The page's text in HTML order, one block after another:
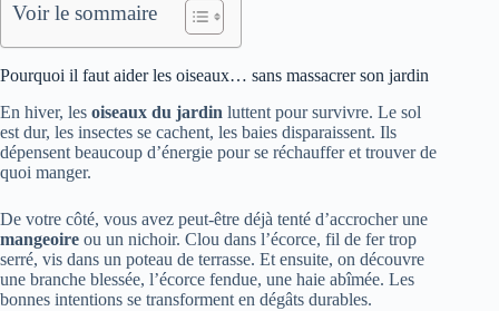
Voir le sommaire
Pourquoi il faut aider les oiseaux… sans massacrer son jardin
En hiver, les oiseaux du jardin luttent pour survivre. Le sol
est dur, les insectes se cachent, les baies disparaissent. Ils
dépensent beaucoup d’énergie pour se réchauffer et trouver de
quoi manger.
De votre côté, vous avez peut-être déjà tenté d’accrocher une
mangeoire ou un nichoir. Clou dans l’écorce, fil de fer trop
serré, vis dans un poteau de terrasse. Et ensuite, on découvre
une branche blessée, l’écorce fendue, une haie abîmée. Les
bonnes intentions se transforment en dégâts durables.